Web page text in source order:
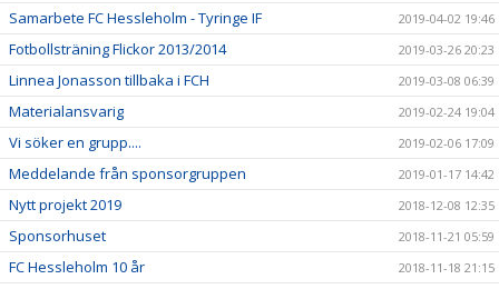
Samarbete FC Hessleholm - Tyringe IF 2019-04-02 19:46
Fotbollsträning Flickor 2013/2014 2019-03-26 20:23
Linnea Jonasson tillbaka i FCH 2019-03-08 06:39
Materialansvarig 2019-02-24 19:04
Vi söker en grupp.... 2019-02-06 17:09
Meddelande från sponsorgruppen 2019-01-17 14:42
Nytt projekt 2019 2018-12-08 12:35
Sponsorhuset 2018-11-21 05:59
FC Hessleholm 10 år
2018-11-18 21:15